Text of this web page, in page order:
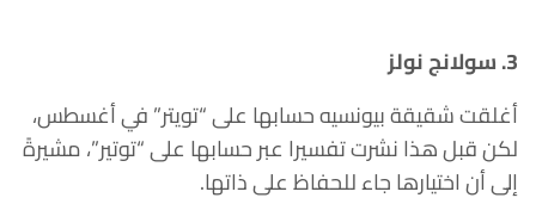
3. سولانج نولز
أغلقت شقيقة بيونسيه حسابها على “تويتر” في أغسطس،
لكن قبل هذا نشرت تفسيرا عبر حسابها على “توتير”، مشيرةً
إلى أن اختيارها جاء للحفاظ على ذاتها.